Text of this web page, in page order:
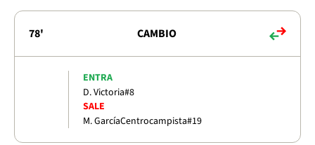
78' CAMBIO
ENTRA
D. Victoria#8
SALE
M. GarcíaCentrocampista#19